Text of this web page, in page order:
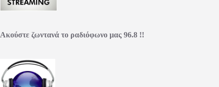
Ακούστε ζωντανά το ραδιόφωνο μας 96.8 !!